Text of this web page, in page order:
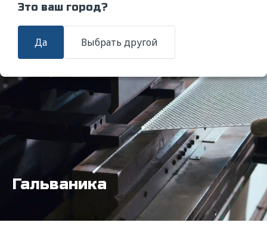
Это ваш город?
Да Выбрать другой
Гальваника
Гальваника